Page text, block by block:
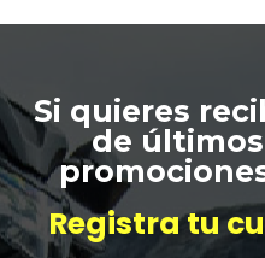
Si quieres
de
Registra tu